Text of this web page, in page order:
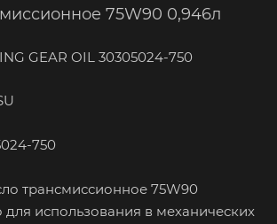
75W90 0,946л
GEAR OIL 30305024-750
750
трансмиссионное 75W90
использования в механических